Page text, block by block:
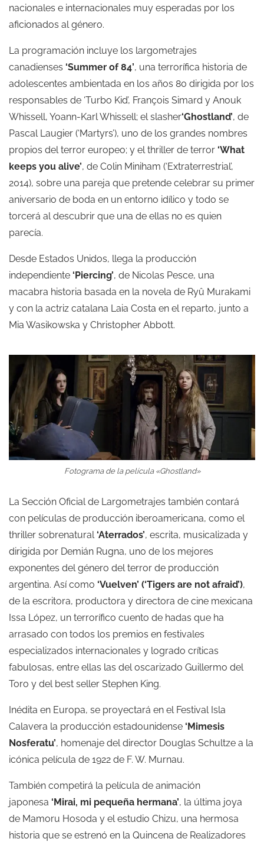
nacionales e internacionales muy esperadas por los
aficionados al género.
La programación incluye los largometrajes
canadienses ‘Summer of 84’, una terrorífica historia de
adolescentes ambientada en los años 80 dirigida por los
responsables de ‘Turbo Kid’, François Simard y Anouk
Whissell, Yoann-Karl Whissell; el slasher‘Ghostland’, de
Pascal Laugier (‘Martyrs’), uno de los grandes nombres
propios del terror europeo; y el thriller de terror ‘What
keeps you alive’, de Colin Miniham (‘Extraterrestrial’,
2014), sobre una pareja que pretende celebrar su primer
aniversario de boda en un entorno idílico y todo se
torcerá al descubrir que una de ellas no es quien
parecía.
Desde Estados Unidos, llega la producción
independiente ‘Piercing’, de Nicolas Pesce, una
macabra historia basada en la novela de Ryû Murakami
y con la actriz catalana Laia Costa en el reparto, junto a
Mia Wasikowska y Christopher Abbott.
Fotograma de la película «Ghostland»
La Sección Oficial de Largometrajes también contará
con películas de producción iberoamericana, como el
thriller sobrenatural ‘Aterrados’, escrita, musicalizada y
dirigida por Demián Rugna, uno de los mejores
exponentes del género del terror de producción
argentina. Así como ‘Vuelven’ (‘Tigers are not afraid’),
de la escritora, productora y directora de cine mexicana
Issa López, un terrorífico cuento de hadas que ha
arrasado con todos los premios en festivales
especializados internacionales y logrado críticas
fabulosas, entre ellas las del oscarizado Guillermo del
Toro y del best seller Stephen King.
Inédita en Europa, se proyectará en el Festival Isla
Calavera la producción estadounidense ‘Mimesis
Nosferatu’, homenaje del director Douglas Schultze a la
icónica película de 1922 de F. W. Murnau.
También competirá la película de animación
japonesa ‘Mirai, mi pequeña hermana’, la última joya
de Mamoru Hosoda y el estudio Chizu, una hermosa
historia que se estrenó en la Quincena de Realizadores